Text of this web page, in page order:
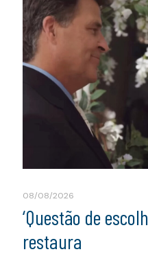
08/08/2026
‘Questão de
restaura